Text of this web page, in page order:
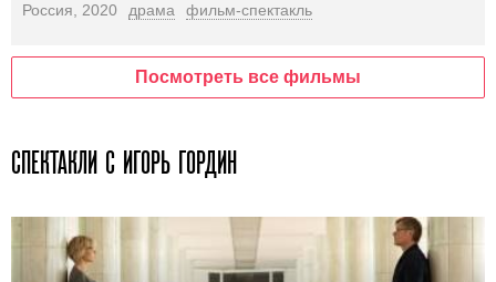
Россия, 2020 драма фильм-спектакль
Посмотреть все фильмы
СПЕКТАКЛИ С ИГОРЬ ГОРДИН